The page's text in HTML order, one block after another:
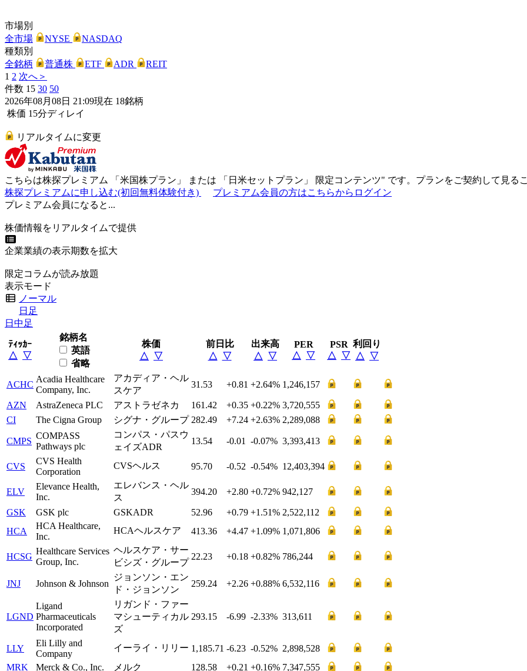
市場別
全市場
NYSE
NASDAQ
種類別
全銘柄
普通株 ETF ADR
REIT
1 2 次へ＞
件数 15 30 50
2026年08月08日 21:09現在 18銘柄
株価 15分ディレイ
リアルタイムに変更
こちらは株探プレミアム 「 米国株プラン 」 または 「 日米セットプラン 」 限定コンテンツ" です。プランをご契約して見る
株探プレミアムに申し込む(初回無料体験付き)
プレミアム会員の方はこちらからログイン
プレミアム会員になると...
株価情報をリアルタイムで提供
企業業績の表示期数を拡大
限定コラムが読み放題
表示モード
ノーマル
日足
日中足
ﾃｨｯｶｰ
△
▽
銘柄名
英語
省略
株価
△
▽
前日比
△
▽
出来高
△
▽
PER
△
▽
PSR
△
▽
利回り
△
▽
ACHC
Acadia Healthcare
Company, Inc.
アカディア・ヘル
スケア
31.53 +0.81 +2.64% 1,246,157
AZN AstraZeneca PLC アストラゼネカ 161.42 +0.35 +0.22% 3,720,555
CI
The Cigna Group シグナ・グループ 282.49 +7.24 +2.63% 2,289,088
CMPS
COMPASS
Pathways plc
コンパス・パスウ
ェイズADR
13.54 -0.01 -0.07% 3,393,413
CVS
CVS Health
Corporation
CVSヘルス 95.70 -0.52 -0.54% 12,403,394
ELV
Elevance Health,
Inc.
エレバンス・ヘル
ス
394.20 +2.80 +0.72% 942,127
GSK GSK plc GSKADR 52.96 +0.79 +1.51% 2,522,112
HCA
HCA Healthcare,
Inc.
HCAヘルスケア 413.36 +4.47 +1.09% 1,071,806
HCSG
Healthcare Services
Group, Inc.
ヘルスケア・サー
ビシズ・グループ
22.23 +0.18 +0.82% 786,244
JNJ Johnson & Johnson
ジョンソン・エン
ド・ジョンソン
259.24 +2.26 +0.88% 6,532,116
LGND
Ligand
Pharmaceuticals
Incorporated
リガンド・ファー
マシューティカル
ズ
293.15 -6.99 -2.33% 313,611
LLY
Eli Lilly and
Company
イーライ・リリー 1,185.71 -6.23 -0.52% 2,898,528
MRK
Merck & Co., Inc. メルク 128.58 +0.21 +0.16% 7,347,555